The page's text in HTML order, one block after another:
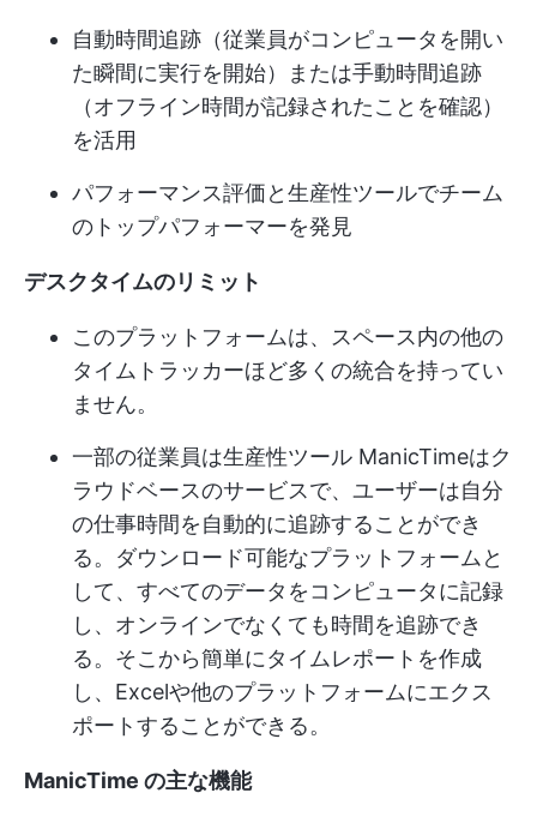
自動時間追跡（従業員がコンピュータを開い
た瞬間に実行を開始）または手動時間追跡
（オフライン時間が記録されたことを確認）
を活用
パフォーマンス評価と生産性ツールでチーム
のトップパフォーマーを発見
デスクタイムのリミット
このプラットフォームは、スペース内の他の
タイムトラッカーほど多くの統合を持ってい
ません。
一部の従業員は生産性ツール ManicTimeはク
ラウドベースのサービスで、ユーザーは自分
の仕事時間を自動的に追跡することができ
る。ダウンロード可能なプラットフォームと
して、すべてのデータをコンピュータに記録
し、オンラインでなくても時間を追跡でき
る。そこから簡単にタイムレポートを作成
し、Excelや他のプラットフォームにエクス
ポートすることができる。
ManicTime の主な機能